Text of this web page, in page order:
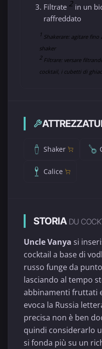
Filtrate 2 in un
raffreddato
1 Shakerare: agitare
shaker
2 Filtrare: versare
cocktail, i cubetti di
Shaker
Calice
STORIA DU
Uncle Vanya si
cocktail a base di
russo funge da
lasciando al tempo
abbinamenti fruttati
evoca la Russia
precisa non è ben
quindi considerarlo
si fonda più su un